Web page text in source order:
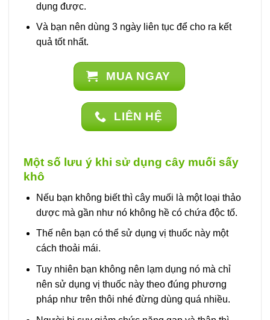
dụng được.
Và bạn nên dùng 3 ngày liên tục để cho ra kết
quả tốt nhất.
MUA NGAY
LIÊN HỆ
Một số lưu ý khi sử dụng cây muối sấy
khô
Nếu bạn không biết thì cây muối là một loại thảo
dược mà gần như nó không hề có chứa độc tố.
Thế nên bạn có thể sử dụng vị thuốc này một
cách thoải mái.
Tuy nhiên bạn không nên lạm dụng nó mà chỉ
nên sử dụng vị thuốc này theo đúng phương
pháp như trên thôi nhé đừng dùng quá nhiều.